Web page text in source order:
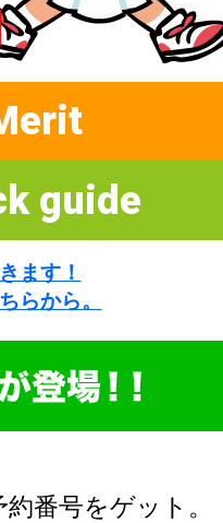
guide
ます！
らから。
番号をゲット。